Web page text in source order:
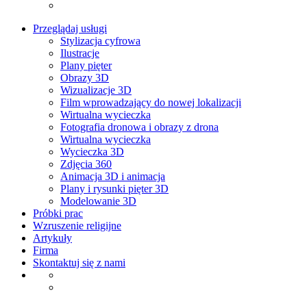
Przeglądaj usługi
Stylizacja cyfrowa
Ilustracje
Plany pięter
Obrazy 3D
Wizualizacje 3D
Film wprowadzający do nowej lokalizacji
Wirtualna wycieczka
Fotografia dronowa i obrazy z drona
Wirtualna wycieczka
Wycieczka 3D
Zdjęcia 360
Animacja 3D i animacja​
Plany i rysunki pięter 3D​
Modelowanie 3D
Próbki prac
Wzruszenie religijne
Artykuły
Firma
Skontaktuj się z nami